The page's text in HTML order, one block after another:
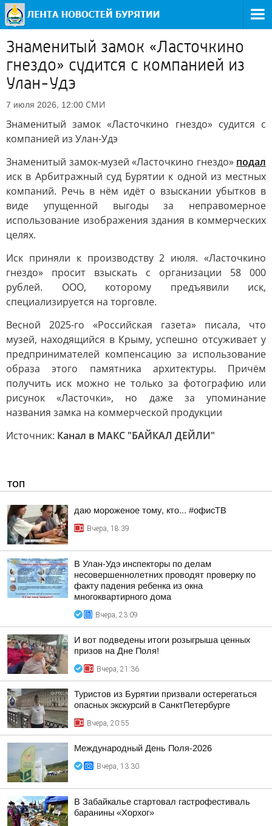
Знаменитый замок «Ласточкино
гнездо» судится с компанией из
Улан-Удэ
7 июля 2026, 12:00 СМИ
Знаменитый замок «Ласточкино гнездо» судится с
компанией из Улан-Удэ
Знаменитый замок-музей «Ласточкино гнездо» подал
иск в Арбитражный суд Бурятии к одной из местных
компаний. Речь в нём идёт о взыскании убытков в
виде упущенной выгоды за неправомерное
использование изображения здания в коммерческих
целях.
Иск приняли к производству 2 июля. «Ласточкино
гнездо» просит взыскать с организации 58 000
рублей. ООО, которому предъявили иск,
специализируется на торговле.
Весной 2025-го «Российская газета» писала, что
музей, находящийся в Крыму, успешно отсуживает у
предпринимателей компенсацию за использование
образа этого памятника архитектуры. Причём
получить иск можно не только за фотографию или
рисунок «Ласточки», но даже за упоминание
названия замка на коммерческой продукции
Источник: Канал в МАКС "БАЙКАЛ ДЕЙЛИ"
ТОП
даю мороженое тому, кто... #офисТВ
Вчера, 18:39
В Улан-Удэ инспекторы по делам
несовершеннолетних проводят проверку по
факту падения ребенка из окна
многоквартирного дома
Вчера, 23:09
И вот подведены итоги розыгрыша ценных
призов на Дне Поля!
Вчера, 21:36
Туристов из Бурятии призвали остерегаться
опасных экскурсий в СанктПетербурге
Вчера, 20:55
Международный День Поля-2026
Вчера, 13:30
В Забайкалье стартовал гастрофестиваль
баранины «Хорхог»